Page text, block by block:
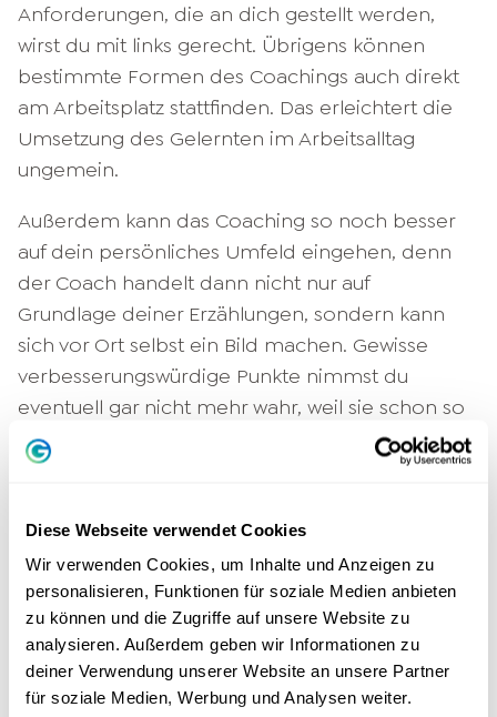
Diese Webseite verwendet Cookies
Wir verwenden Cookies, um Inhalte und Anzeigen zu
personalisieren, Funktionen für soziale Medien anbieten
zu können und die Zugriffe auf unsere Website zu
analysieren. Außerdem geben wir Informationen zu
deiner Verwendung unserer Website an unsere Partner
für soziale Medien, Werbung und Analysen weiter.
Anforderungen, die an dich gestellt werden,
wirst du mit links gerecht. Übrigens können
bestimmte Formen des Coachings auch direkt
am Arbeitsplatz stattfinden. Das erleichtert die
Umsetzung des Gelernten im Arbeitsalltag
ungemein.
Außerdem kann das Coaching so noch besser
auf dein persönliches Umfeld eingehen, denn
der Coach handelt dann nicht nur auf
Grundlage deiner Erzählungen, sondern kann
sich vor Ort selbst ein Bild machen. Gewisse
verbesserungswürdige Punkte nimmst du
eventuell gar nicht mehr wahr, weil sie schon so
festgefahren sind. Deinem Coach hingegen
werden auch sie auffallen und er kann dich
deine Kollegen am Coaching teil, entsteht eine
tolle Dynamik, die euch als Team weit nach vorn
bringt. Das geht natürlich auch nicht spurlos an
den Kennzahlen des Unternehmens vorbei.
4. Qualitativ hochwertige Arbeit